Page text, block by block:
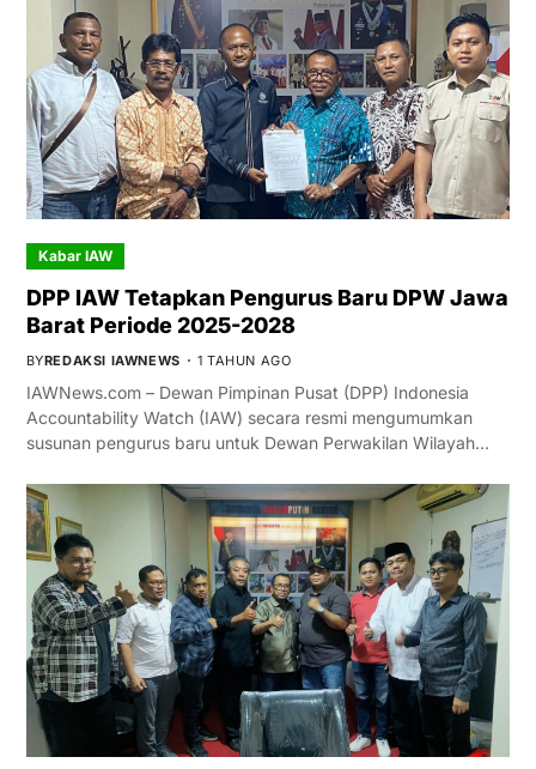
Kabar IAW
DPP IAW Tetapkan Pengurus Baru DPW Jawa
Barat Periode 2025-2028
BYREDAKSI IAWNEWS 1 TAHUN AGO
IAWNews.com – Dewan Pimpinan Pusat (DPP) Indonesia
Accountability Watch (IAW) secara resmi mengumumkan
susunan pengurus baru untuk Dewan Perwakilan Wilayah…